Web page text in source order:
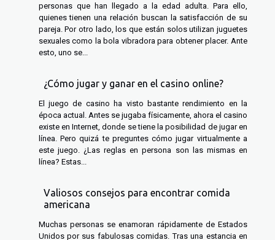
personas que han llegado a la edad adulta. Para ello,
quienes tienen una relación buscan la satisfacción de su
pareja. Por otro lado, los que están solos utilizan juguetes
sexuales como la bola vibradora para obtener placer. Ante
esto, uno se...
¿Cómo jugar y ganar en el casino online?
El juego de casino ha visto bastante rendimiento en la
época actual. Antes se jugaba físicamente, ahora el casino
existe en Internet, donde se tiene la posibilidad de jugar en
línea. Pero quizá te preguntes cómo jugar virtualmente a
este juego. ¿Las reglas en persona son las mismas en
línea? Estas...
Valiosos consejos para encontrar comida
americana
Muchas personas se enamoran rápidamente de Estados
Unidos por sus fabulosas comidas. Tras una estancia en